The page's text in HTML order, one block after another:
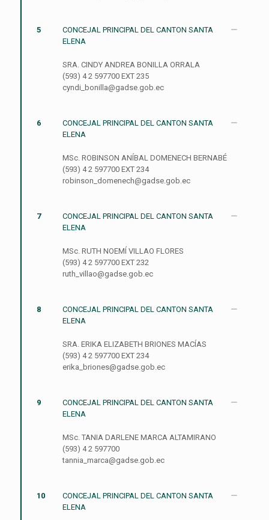
5
CONCEJAL PRINCIPAL DEL CANTON SANTA
ELENA
SRA. CINDY ANDREA BONILLA ORRALA
(593) 4 2 597700 EXT 235
cyndi_bonilla@gadse.gob.ec
6
CONCEJAL PRINCIPAL DEL CANTON SANTA
ELENA
MSc. ROBINSON ANÍBAL DOMENECH BERNABÉ
(593) 4 2 597700 EXT 234
robinson_domenech@gadse.gob.ec
7
CONCEJAL PRINCIPAL DEL CANTON SANTA
ELENA
MSc. RUTH NOEMÍ VILLAO FLORES
(593) 4 2 597700 EXT 232
ruth_villao@gadse.gob.ec
8
CONCEJAL PRINCIPAL DEL CANTON SANTA
ELENA
SRA. ERIKA ELIZABETH BRIONES MACÍAS
(593) 4 2 597700 EXT 234
erika_briones@gadse.gob.ec
9
CONCEJAL PRINCIPAL DEL CANTON SANTA
ELENA
MSc. TANIA DARLENE MARCA ALTAMIRANO
(593) 4 2 597700
tannia_marca@gadse.gob.ec
10
CONCEJAL PRINCIPAL DEL CANTON SANTA
ELENA